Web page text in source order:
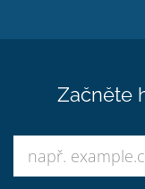
Začněte